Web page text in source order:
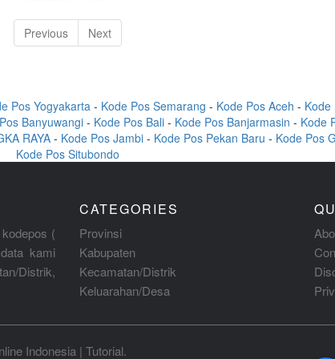
Previous Next
Pos Yogyakarta- Kode Pos Semarang - Kode Pos Aceh - Kode
Banyuwangi- Kode Pos Bali- Kode Pos Banjarmasin - Kode
RAYA- Kode Pos Jambi - Kode Pos Pekan Baru - Kode Pos
Kode Pos Situbondo
(
kami
Distrik,
CATEGORIES
Provinsi
Kabupaten
Kecamatan/Distrik
Keluarahan/Desa
Indonesia | Tutorial.